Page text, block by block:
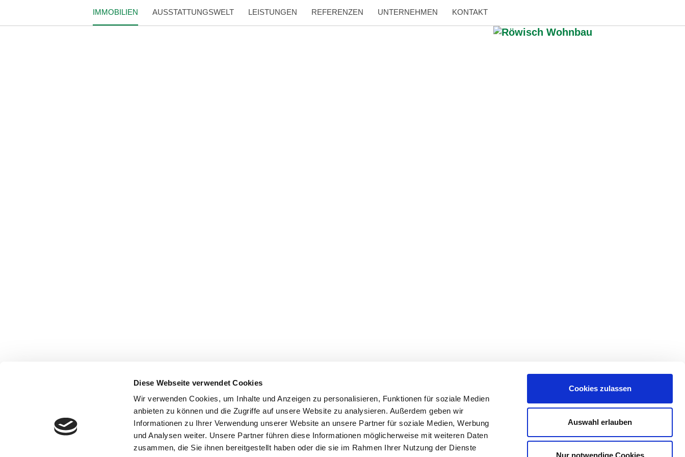
Diese Webseite verwendet Cookies
Wir verwenden Cookies, um Inhalte und Anzeigen zu personalisieren, Funktionen für soziale Medien
anbieten zu können und die Zugriffe auf unsere Website zu analysieren. Außerdem geben wir
Informationen zu Ihrer Verwendung unserer Website an unsere Partner für soziale Medien, Werbung
und Analysen weiter. Unsere Partner führen diese Informationen möglicherweise mit weiteren Daten
zusammen, die Sie ihnen bereitgestellt haben oder die sie im Rahmen Ihrer Nutzung der Dienste
Cookies zulassen
Auswahl erlauben
Nur notwendige Cookies
IMMOBILIEN AUSSTATTUNGSWELT LEISTUNGEN REFERENZEN UNTERNEHMEN KONTAKT